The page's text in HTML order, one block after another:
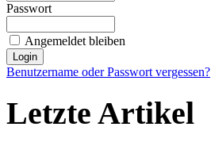
Passwort
Angemeldet bleiben
Benutzername oder Passwort vergessen?
Letzte Artikel